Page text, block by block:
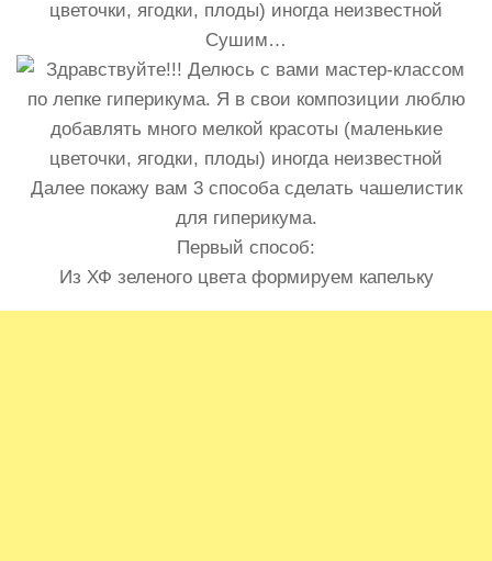
Сушим…
Далее покажу вам 3 способа сделать чашелистик
для гиперикума.
Первый способ:
Из ХФ зеленого цвета формируем капельку